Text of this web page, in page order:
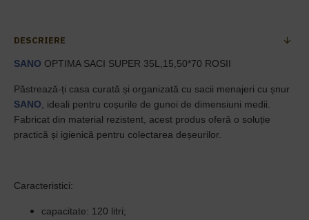
DESCRIERE
SANO OPTIMA SACI SUPER 35L,15,50*70 ROSII
Păstrează-ți casa curată și organizată cu sacii menajeri cu șnur
SANO , ideali pentru coșurile de gunoi de dimensiuni medii.
Fabricat din material rezistent, acest produs oferă o soluție
practică și igienică pentru colectarea deșeurilor.
Caracteristici:
capacitate: 120 litri;